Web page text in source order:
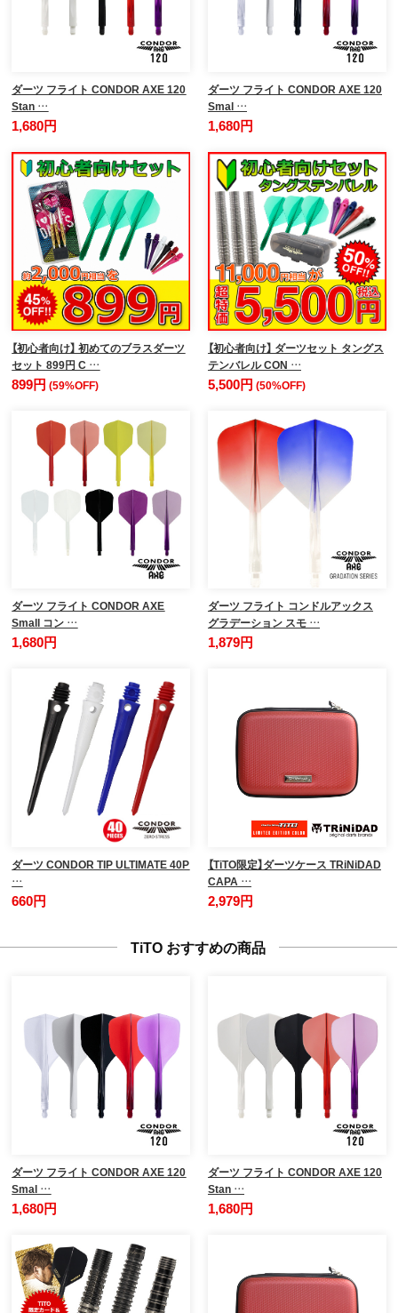
ダーツ フライト CONDOR AXE 120
Stan …
1,680円
ダーツ フライト CONDOR AXE 120
Smal …
1,680円
【初心者向け】 初めてのブラスダーツ
セット 899円 C …
899円(59%OFF)
【初心者向け】 ダーツセット タングス
テンバレル CON …
5,500円 (50%OFF)
ダーツ フライト CONDOR AXE
Small コン …
1,680円
ダーツ フライト コンドルアックス
グラデーション スモ …
1,879円
ダーツ CONDOR TIP ULTIMATE 40P
…
660円
【TiTO限定】ダーツケース TRiNiDAD
CAPA …
2,979円
TiTO おすすめの商品
ダーツ フライト CONDOR AXE 120
Smal …
1,680円
ダーツ フライト CONDOR AXE 120
Stan …
1,680円